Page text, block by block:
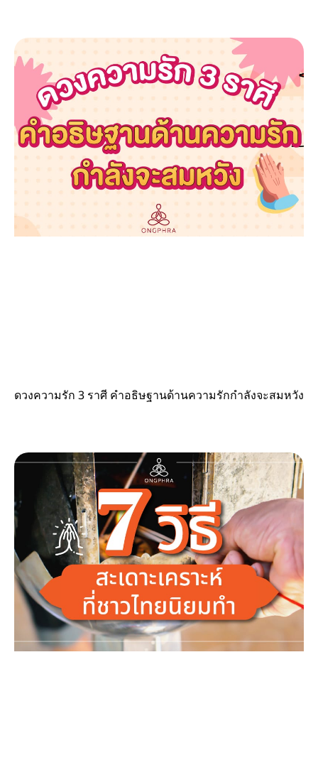
ดวงความรัก 3 ราศี คำอธิษฐานด้านความรักกำลังจะสมหวัง